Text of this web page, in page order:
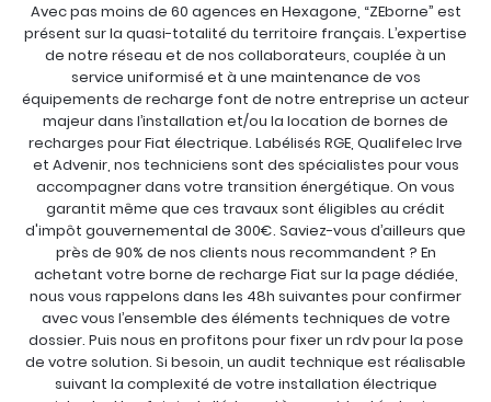
Avec pas moins de 60 agences en Hexagone, “ZEborne” est
présent sur la quasi-totalité du territoire français. L’expertise
de notre réseau et de nos collaborateurs, couplée à un
service uniformisé et à une maintenance de vos
équipements de recharge font de notre entreprise un acteur
majeur dans l’installation et/ou la location de bornes de
recharges pour Fiat électrique. Labélisés RGE, Qualifelec Irve
et Advenir, nos techniciens sont des spécialistes pour vous
accompagner dans votre transition énergétique. On vous
garantit même que ces travaux sont éligibles au crédit
d'impôt gouvernemental de 300€. Saviez-vous d’ailleurs que
près de 90% de nos clients nous recommandent ? En
achetant votre borne de recharge Fiat sur la page dédiée,
nous vous rappelons dans les 48h suivantes pour confirmer
avec vous l’ensemble des éléments techniques de votre
dossier. Puis nous en profitons pour fixer un rdv pour la pose
de votre solution. Si besoin, un audit technique est réalisable
suivant la complexité de votre installation électrique